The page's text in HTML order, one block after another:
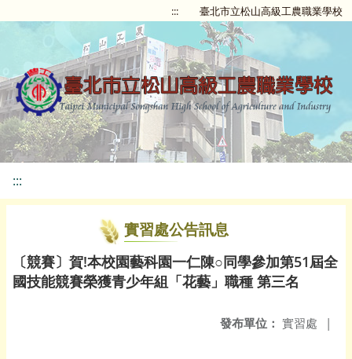
::: 臺北市立松山高級工農職業學校
:::
實習處公告訊息
〔競賽〕賀!本校園藝科園一仁陳○同學參加第51屆全
國技能競賽榮獲青少年組「花藝」職種 第三名
發布單位： 實習處 |